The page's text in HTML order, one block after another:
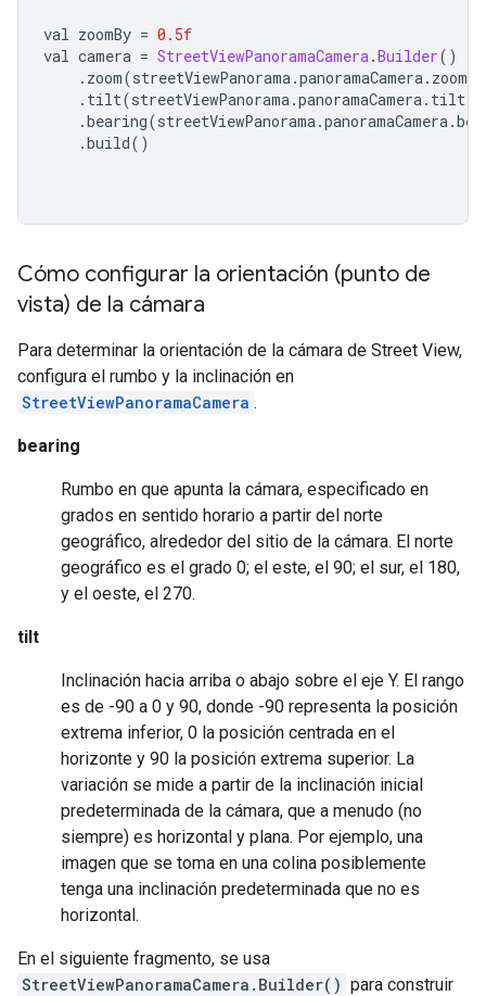
val zoomBy = 0.5f
val camera = StreetViewPanoramaCamera .Builder()
. zoom(streetViewPanorama .panoramaCamera . zoom
. tilt(streetViewPanorama .panoramaCamera . tilt
.bearing(streetViewPanorama .panoramaCamera .
.build()
Cómo configurar la orientación (punto de
vista) de la cámara
Para determinar la orientación de la cámara de Street View,
configura el rumbo y la inclinación en
StreetViewPanoramaCamera .
bearing
Rumbo en que apunta la cámara, especificado en
grados en sentido horario a partir del norte
geográfico, alrededor del sitio de la cámara. El norte
geográfico es el grado 0; el este, el 90; el sur, el 180,
y el oeste, el 270.
tilt
Inclinación hacia arriba o abajo sobre el eje Y. El rango
es de -90 a 0 y 90, donde -90 representa la posición
extrema inferior, 0 la posición centrada en el
horizonte y 90 la posición extrema superior. La
variación se mide a partir de la inclinación inicial
predeterminada de la cámara, que a menudo (no
siempre) es horizontal y plana. Por ejemplo, una
imagen que se toma en una colina posiblemente
tenga una inclinación predeterminada que no es
horizontal.
En el siguiente fragmento, se usa
StreetViewPanoramaCamera.Builder() para construir